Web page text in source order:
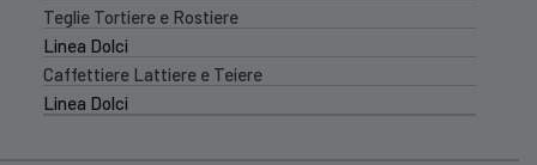
Teglie Tortiere e Rostiere
Linea Dolci
Caffettiere Lattiere e Teiere
Linea Dolci